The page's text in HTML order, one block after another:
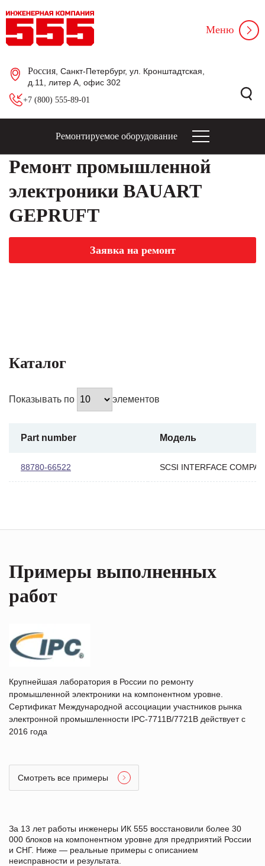
Россия , Санкт-Петербург, ул. Кронштадтская,
д.11, литер А, офис 302
+7 (800) 555-89-01
Меню
Ремонтируемое оборудование
Ремонт промышленной
электроники BAUART
GEPRUFT
Заявка на ремонт
Каталог
Показывать по элементов
Part number Модель
88780-66522 SCSI INTERFACE
Примеры выполненных
работ
Крупнейшая лаборатория в России по ремонту
промышленной электроники на компонентном уровне.
Сертификат Международной ассоциации участников рынка
электронной промышленности IPC-7711B/7721B действует с
2016 года
Смотреть все примеры
За 13 лет работы инженеры ИК 555 восстановили более 30
000 блоков на компонентном уровне для предприятий России
и СНГ. Ниже — реальные примеры с описанием
неисправности и результата.